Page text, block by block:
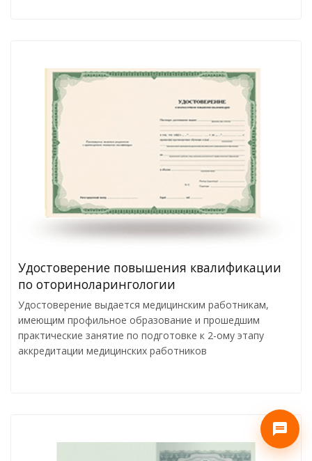
Удостоверение повышения квалификации
по оториноларингологии
Удостоверение выдается медицинским работникам,
имеющим профильное образование и прошедшим
практические занятие по подготовке к 2-ому этапу
аккредитации медицинских работников